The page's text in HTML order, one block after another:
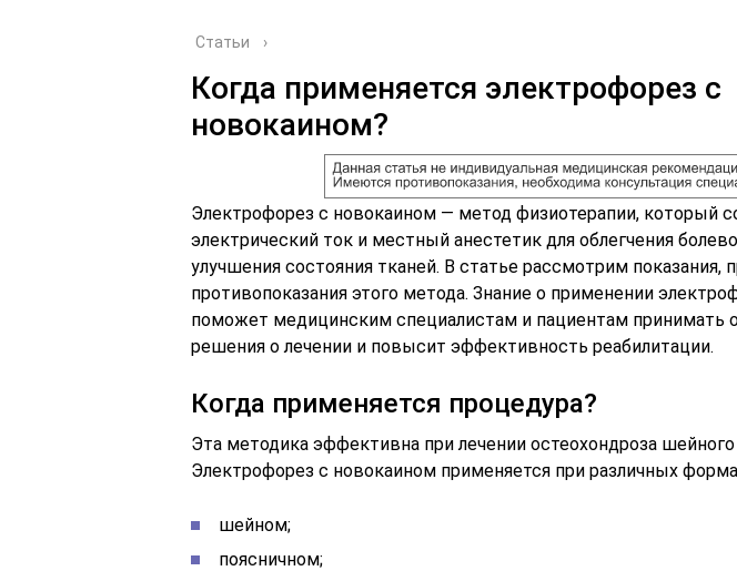
Статьи ›
Когда применяется электрофорез с
новокаином?
Электрофорез с новокаином — метод физиотерапии, который
электрический ток и местный анестетик для облегчения
улучшения состояния тканей. В статье рассмотрим показания,
противопоказания этого метода. Знание о применении
поможет медицинским специалистам и пациентам принимать
решения о лечении и повысит эффективность реабилитации.
Когда применяется процедура?
Эта методика эффективна при лечении остеохондроза шейного
Электрофорез с новокаином применяется при различных
шейном;
поясничном;